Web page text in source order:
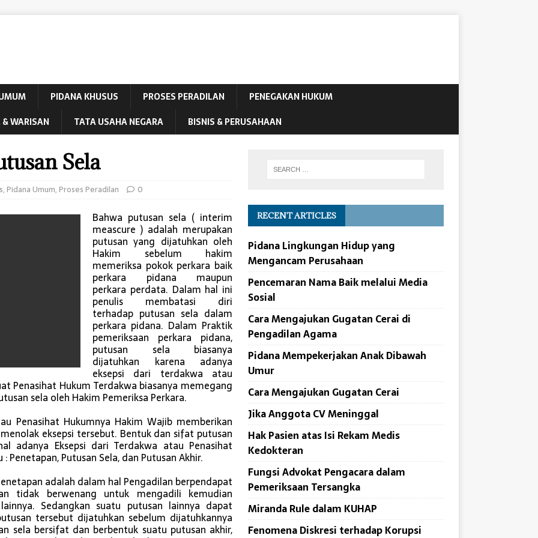
PIDANA KHUSUS PROSES PERADILAN
PENEGAKAN HUKUM
WARISAN
TATA USAHA NEGARA BISNIS & PERUSAHAAN
Sela
, Pidana Umum, Proses Peradilan 0
Bahwa putusan sela ( interim
meascure ) adalah merupakan
putusan yang dijatuhkan oleh
Hakim sebelum hakim
memeriksa pokok perkara baik
perkara pidana maupun
perkara perdata. Dalam hal ini
penulis membatasi diri
terhadap putusan sela dalam
perkara pidana. Dalam Praktik
pemeriksaan perkara pidana,
putusan sela biasanya
dijatuhkan karena adanya
eksepsi dari terdakwa atau
Penasihat Hukum Terdakwa biasanya memegang
sela oleh Hakim Pemeriksa Perkara.
Penasihat Hukumnya Hakim Wajib memberikan
eksepsi tersebut. Bentuk dan sifat putusan
adanya Eksepsi dari Terdakwa atau Penasihat
Putusan Sela, dan Putusan Akhir.
adalah dalam hal Pengadilan berpendapat
tidak berwenang untuk mengadili kemudian
Sedangkan suatu putusan lainnya dapat
tersebut dijatuhkan sebelum dijatuhkannya
sela bersifat dan berbentuk suatu putusan akhir,
RECENT ARTICLES
Pidana Lingkungan Hidup yang
Mengancam Perusahaan
Pencemaran Nama Baik melalui Media
Sosial
Cara Mengajukan Gugatan Cerai di
Pengadilan Agama
Pidana Mempekerjakan Anak Dibawah
Umur
Cara Mengajukan Gugatan Cerai
Jika Anggota CV Meninggal
Hak Pasien atas Isi Rekam Medis
Kedokteran
Fungsi Advokat Pengacara dalam
Pemeriksaan Tersangka
Miranda Rule dalam KUHAP
Fenomena Diskresi terhadap Korupsi